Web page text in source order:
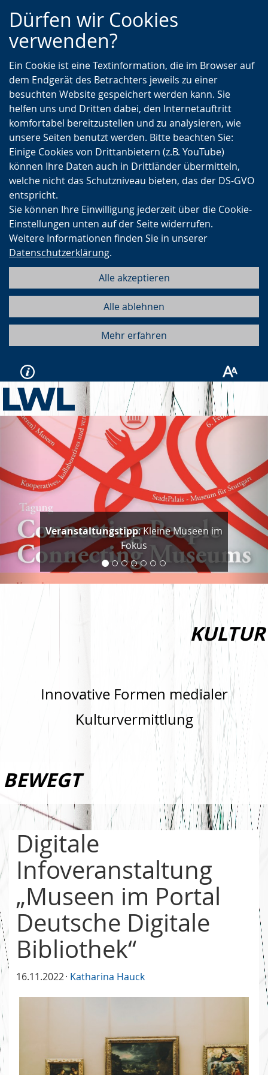
Zur
Hauptnavigation
Zur
Seitennavigation
Zum
Inhalt
Dürfen wir Cookies
verwenden?
Ein Cookie ist eine Textinformation, die im Browser auf
dem Endgerät des Betrachters jeweils zu einer
besuchten Website gespeichert werden kann. Sie
helfen uns und Dritten dabei, den Internetauftritt
komfortabel bereitzustellen und zu analysieren, wie
unsere Seiten benutzt werden. Bitte beachten Sie:
Einige Cookies von Drittanbietern (z.B. YouTube)
können Ihre Daten auch in Drittländer übermitteln,
welche nicht das Schutzniveau bieten, das der DS-GVO
entspricht.
Sie können Ihre Einwilligung jederzeit über die Cookie-
Einstellungen unten auf der Seite widerrufen.
Weitere Informationen finden Sie in unserer
Datenschutzerklärung.
Alle akzeptieren
Alle ablehnen
Mehr erfahren
Veranstaltungstipp: Kleine Museen im
Fokus
Vorherige
KULTUR
Innovative Formen medialer
Kulturvermittlung
BEWEGT
Digitale
Infoveranstaltung
„Museen im Portal
Deutsche Digitale
Bibliothek“
16.11.2022 Katharina Hauck